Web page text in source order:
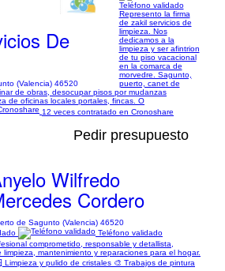
De
(Valencia) 46520
Teléfono validado
Represento la firma
de zakil servicios de
limpieza. Nos
dedicamos a la
limpieza y ser afintrion
de tu piso vacacional
en la comarca de
morvedre. Sagunto,
puerto, canet de
de obras, desocupar pisos por mudanzas
de oficinas locales portales, fincas. O
12 veces contratado en Cronoshare
Pedir presupuesto
Wilfredo
Cordero
de Sagunto (Valencia) 46520
Teléfono validado
comprometido, responsable y detallista,
mantenimiento y reparaciones para el hogar.
Limpieza y pulido de cristales 🎨 Trabajos de pintura